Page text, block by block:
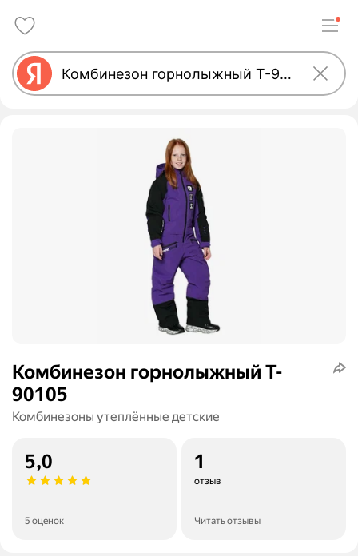
Комбинезон горнолыжный T-
90105
Комбинезоны утеплённые детские
5,0
5 оценок
1
отзыв
Читать отзывы